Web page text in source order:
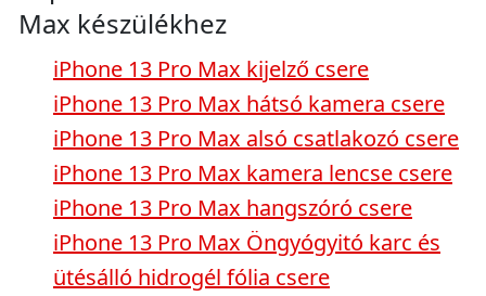
Max készülékhez
iPhone 13 Pro Max kijelző csere
iPhone 13 Pro Max hátsó kamera csere
iPhone 13 Pro Max alsó csatlakozó csere
iPhone 13 Pro Max kamera lencse csere
iPhone 13 Pro Max hangszóró csere
iPhone 13 Pro Max Öngyógyitó karc és
ütésálló hidrogél fólia csere